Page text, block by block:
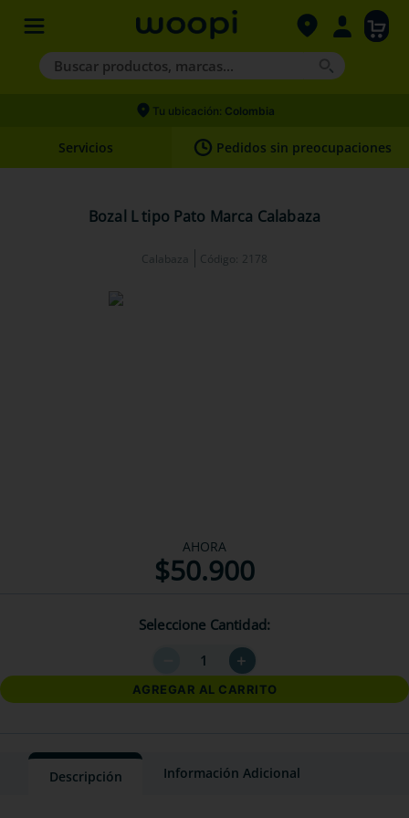
Buscar productos, marcas...
Términos más buscados
2.
hills
Tu ubicación: Colombia
Servicios Pedidos sin preocupaciones
Bozal L tipo Pato Marca Calabaza
Calabaza Código: 2178
AHORA
$50.900
Seleccione Cantidad
＋
AGREGAR AL CARRITO
Descripción Información Adicional